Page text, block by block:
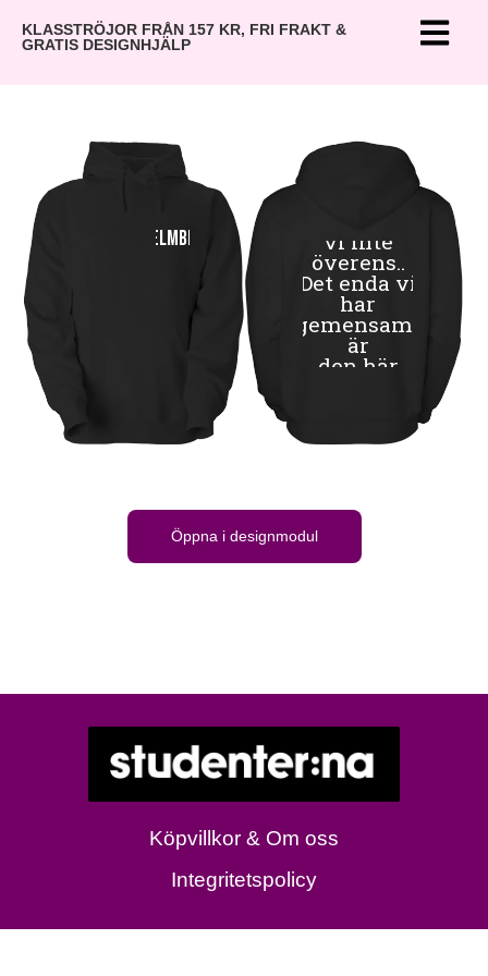
KLASSTRÖJOR FRÅN 157 KR, FRI FRAKT &
GRATIS DESIGNHJÄLP
Selmbro vi inte
överens..
Det enda vi
har
gemensamt
är
den här
Öppna i designmodul
Köpvillkor & Om oss
Integritetspolicy